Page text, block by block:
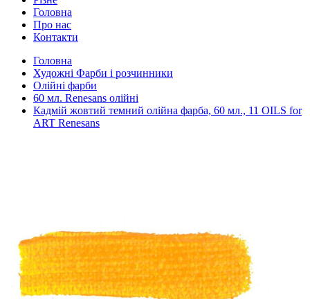
Головна
Про нас
Контакти
Головна
Художні Фарби і розчинники
Олійні фарби
60 мл. Renesans олійні
Кадмій жовтий темний олійна фарба, 60 мл., 11 OILS for
ART Renesans